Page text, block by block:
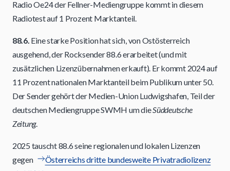
Radio Oe24 der Fellner-Mediengruppe kommt in diesem
Radiotest auf 1 Prozent Marktanteil.
88.6. Eine starke Position hat sich, von Ostösterreich
ausgehend, der Rocksender 88.6 erarbeitet (und mit
zusätzlichen Lizenzübernahmen erkauft). Er kommt 2024 auf
11 Prozent nationalen Marktanteil beim Publikum unter 50.
Der Sender gehört der Medien-Union Ludwigshafen, Teil der
deutschen Mediengruppe SWMH um dieSüddeutsche
Zeitung.
2025 tauscht 88.6 seine regionalen und lokalen Lizenzen
gegen
Österreichs dritte bundesweite Privatradiolizenz